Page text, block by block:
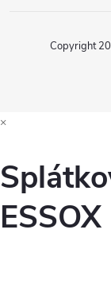
Copyright
×
ESSOX